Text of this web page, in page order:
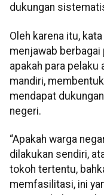
dukungan
Oleh karena itu,
menjawab berbagai
apakah para
mandiri,
mendapat
negeri.
“Apakah warga
dilakukan sendiri,
tokoh tertentu,
memfasilitasi, ini